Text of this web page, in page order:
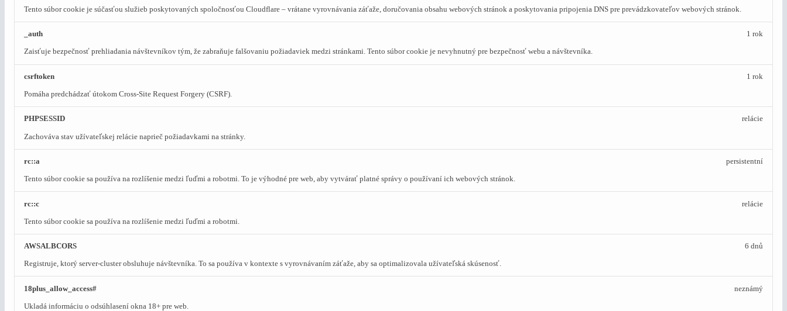
Tento súbor cookie je súčasťou služieb poskytovaných spoločnosťou Cloudflare – vrátane vyrovnávania záťaže, doručovania obsahu webových stránok a poskytovania pripojenia DNS pre prevádzkovateľov webových stránok.
_auth
Zaisťuje bezpečnosť prehliadania návštevníkov tým, že zabraňuje falšovaniu požiadaviek medzi stránkami. Tento súbor cookie je nevyhnutný pre bezpečnosť webu a návštevníka.
1 rok
csrftoken
Pomáha predchádzať útokom Cross-Site Request Forgery (CSRF).
1 rok
PHPSESSID
Zachováva stav užívateľskej relácie naprieč požiadavkami na stránky.
relácie
rc::a
Tento súbor cookie sa používa na rozlíšenie medzi ľuďmi a robotmi. To je výhodné pre web, aby vytvárať platné správy o používaní ich webových stránok.
persistentní
rc::c
Tento súbor cookie sa používa na rozlíšenie medzi ľuďmi a robotmi.
relácie
AWSALBCORS
Registruje, ktorý server-cluster obsluhuje návštevníka. To sa používa v kontexte s vyrovnávaním záťaže, aby sa optimalizovala užívateľská skúsenosť.
6 dnů
18plus_allow_access#
Ukladá informáciu o odsúhlasení okna 18+ pre web.
neznámý